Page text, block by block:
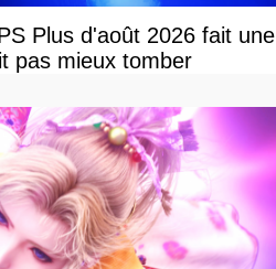
Plus d'août 2026 fait une
pas mieux tomber